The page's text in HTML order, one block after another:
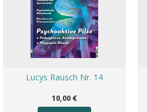
Lucys Rausch Nr. 14
10,00 €